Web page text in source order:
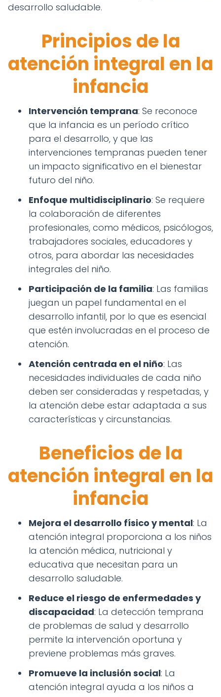
desarrollo saludable.
Principios de la
atención integral en la
infancia
Intervención temprana: Se reconoce
que la infancia es un período crítico
para el desarrollo, y que las
intervenciones tempranas pueden tener
un impacto significativo en el bienestar
futuro del niño.
Enfoque multidisciplinario: Se requiere
la colaboración de diferentes
profesionales, como médicos, psicólogos,
trabajadores sociales, educadores y
otros, para abordar las necesidades
integrales del niño.
Participación de la familia: Las familias
juegan un papel fundamental en el
desarrollo infantil, por lo que es esencial
que estén involucradas en el proceso de
atención.
Atención centrada en el niño: Las
necesidades individuales de cada niño
deben ser consideradas y respetadas, y
la atención debe estar adaptada a sus
características y circunstancias.
Beneficios de la
atención integral en la
infancia
Mejora el desarrollo físico y mental: La
atención integral proporciona a los niños
la atención médica, nutricional y
educativa que necesitan para un
desarrollo saludable.
Reduce el riesgo de enfermedades y
discapacidad: La detección temprana
de problemas de salud y desarrollo
permite la intervención oportuna y
previene problemas más graves.
Promueve la inclusión social: La
atención integral ayuda a los niños a